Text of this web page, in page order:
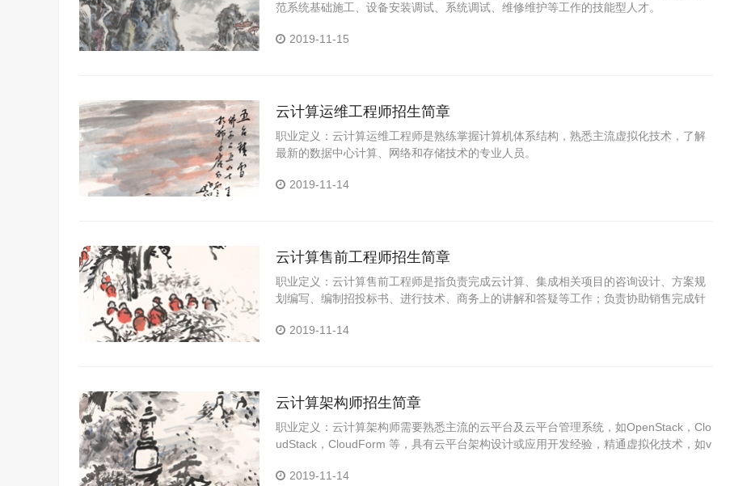
范系统基础施工、设备安装调试、系统调试、维修维护等工作的技能型人才。
2019-11-15
云计算运维工程师招生简章
职业定义：云计算运维工程师是熟练掌握计算机体系结构，熟悉主流虚拟化技术，了解
最新的数据中心计算、网络和存储技术的专业人员。
2019-11-14
云计算售前工程师招生简章
职业定义：云计算售前工程师是指负责完成云计算、集成相关项目的咨询设计、方案规
划编写、编制招投标书、进行技术、商务上的讲解和答疑等工作；负责协助销售完成针
伙伴厂商的产品交流及技术沟通的专业人员。
2019-11-14
云计算架构师招生简章
职业定义：云计算架构师需要熟悉主流的云平台及云平台管理系统，如OpenStack，Clo
udStack，CloudForm 等，具有云平台架构设计或应用开发经验，精通虚拟化技术，如v
网应用的运帷经验的专业技术人员。
2019-11-14